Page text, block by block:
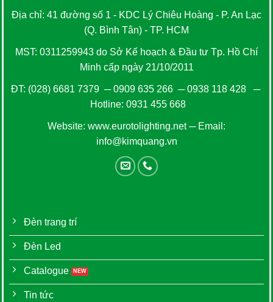
Địa chỉ: 41 đường số 1 - KDC Lý Chiêu Hoàng - P. An Lạc
(Q. Bình Tân) - TP. HCM
MST: 0311259943 do Sở Kế hoạch & Đầu tư Tp. Hồ Chí
Minh cấp ngày 21/10/2011
ĐT: (028) 6681 7379 ─0909 635 266─0938 118 428─
Hotline: 0931 455 668
Website: www.eurotolighting.net─ Email:
info@kimquang.vn
Đèn trang trí
Đèn Led
Catalogue
Tin tức